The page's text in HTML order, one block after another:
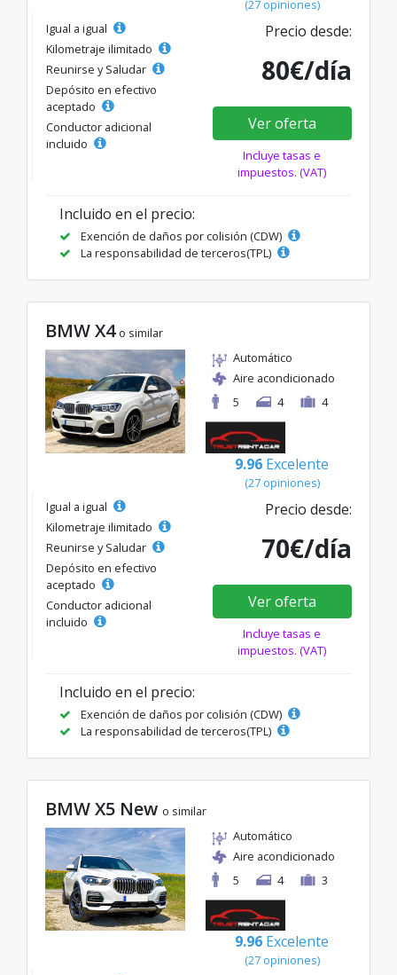
(27 opiniones)
Igual a igual
Kilometraje ilimitado
Reunirse y Saludar
Depósito en efectivo
aceptado
Conductor adicional
incluido
Precio desde:
80€/día
Ver oferta
Incluye tasas e
impuestos. (VAT)
Incluido en el precio:
Exención de daños por colisión (CDW)
La responsabilidad de terceros(TPL)
BMW X4 o similar
Automático
Aire acondicionado
5
4 4
9.96 Excelente
(27 opiniones)
Igual a igual
Kilometraje ilimitado
Reunirse y Saludar
Depósito en efectivo
aceptado
Conductor adicional
incluido
Precio desde:
70€/día
Ver oferta
Incluye tasas e
impuestos. (VAT)
Incluido en el precio:
Exención de daños por colisión (CDW)
La responsabilidad de terceros(TPL)
BMW X5 New o similar
Automático
Aire acondicionado
5
4 3
9.96 Excelente
(27 opiniones)